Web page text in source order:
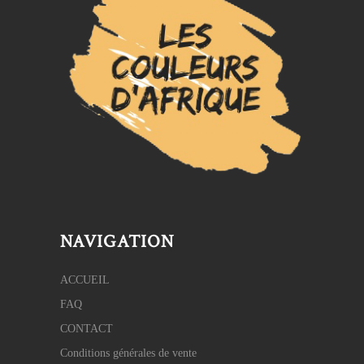
NAVIGATION
ACCUEIL
FAQ
CONTACT
Conditions générales de vente